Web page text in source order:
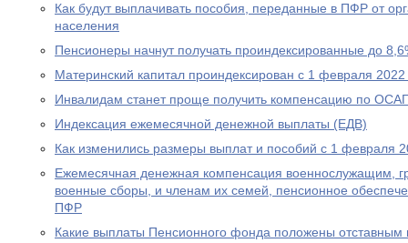
Как будут выплачивать пособия, переданные в ПФР от
населения
Пенсионеры начнут получать проиндексированные до
Материнский капитал проиндексирован с 1 февраля 2022
Инвалидам станет проще получить компенсацию по
Индексация ежемесячной денежной выплаты (ЕДВ)
Как изменились размеры выплат и пособий с 1 февраля
Ежемесячная денежная компенсация военнослужащим,
военные сборы, и членам их семей, пенсионное
ПФР
Какие выплаты Пенсионного фонда положены